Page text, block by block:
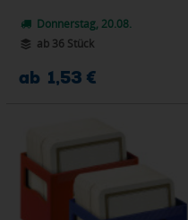
Donnerstag, 20.08.
ab 36 Stück
ab 1,53 €